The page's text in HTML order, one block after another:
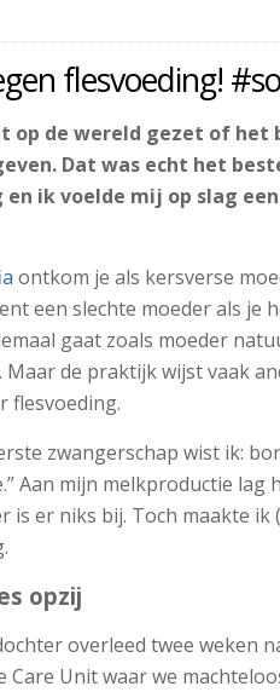
flesvoeding!
op de wereld gezet of het
Dat was echt het
en ik voelde mij op slag
ontkom je als kersverse
een slechte moeder als je
gaat zoals moeder
de praktijk wijst vaak
flesvoeding.
zwangerschap wist ik:
Aan mijn melkproductie lag
is er niks bij. Toch maakte ik
opzij
overleed twee weken
Care Unit waar we